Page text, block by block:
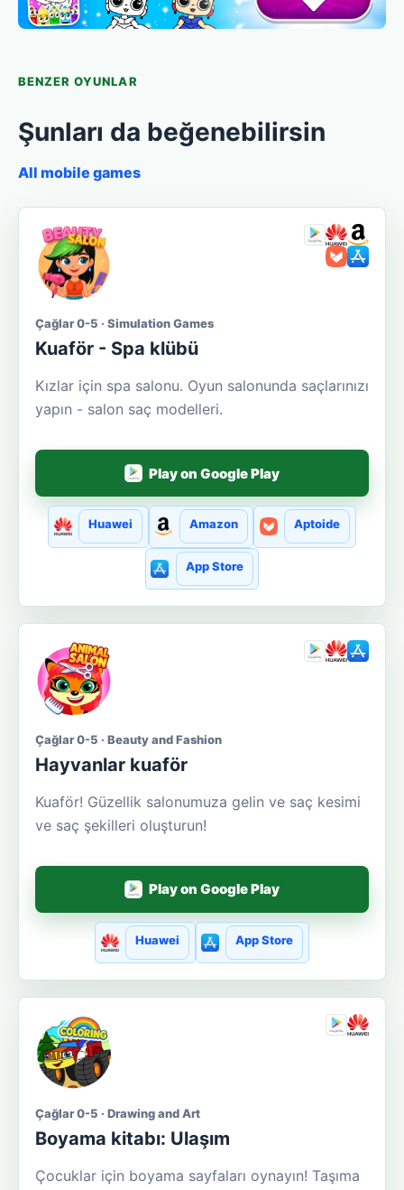
BENZER OYUNLAR
Şunları da beğenebilirsin
All mobile games
Çağlar 0-5 · Simulation Games
Kuaför - Spa klübü
Kızlar için spa salonu. Oyun salonunda saçlarınızı
yapın - salon saç modelleri.
Play on Google Play
Huawei Amazon Aptoide
App Store
Çağlar 0-5 · Beauty and Fashion
Hayvanlar kuaför
Kuaför! Güzellik salonumuza gelin ve saç kesimi
ve saç şekilleri oluşturun!
Play on Google Play
Huawei App Store
Çağlar 0-5 · Drawing and Art
Boyama kitabı: Ulaşım
Çocuklar için boyama sayfaları oynayın! Taşıma